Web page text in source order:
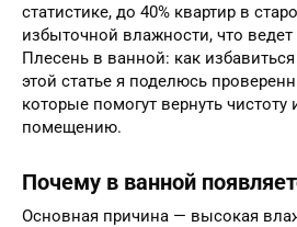
статистике, до 40% квартир в
избыточной влажности, что ведет
Плесень в ванной: как
этой статье я поделюсь
которые помогут вернуть
помещению.
Почему в ванной
Основная причина — высокая